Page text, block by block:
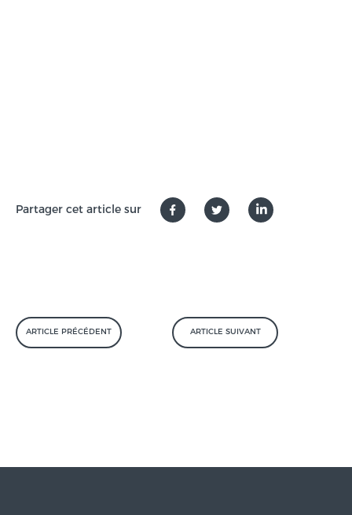
Partager cet article sur
ARTICLE PRÉCÉDENT ARTICLE SUIVANT